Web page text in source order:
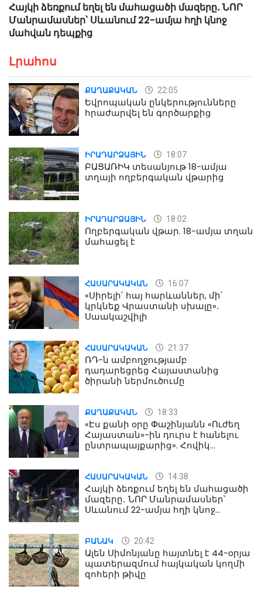
Հայկի ձեռքում եղել են մահացածի մազերը․ ՆՈՐ
Մանրամասներ՝ Սևանում 22-ամյա հղի կնոջ
մահվան դեպքից
Լրահոս
ՔԱՂԱՔԱԿԱՆ 22:05
Եվրոպական ընկերությունները
հրաժարվել են գործարքից
ԻՐԱԴԱՐՁԱՅԻՆ 18:07
ԲԱՑԱՌԻԿ տեսանյութ 18-ամյա
տղայի ողբերգական վթարից
ԻՐԱԴԱՐՁԱՅԻՆ 18:02
Ողբերգական վթար. 18-ամյա տղան
մահացել է
ՀԱՍԱՐԱԿԱԿԱՆ 16:07
«Սիրելի՛ հայ հարևաններ, մի՛
կրկնեք Վրաստանի սխալը»․
Սաակաշվիլի
ՀԱՍԱՐԱԿԱԿԱՆ 21:37
ՌԴ-ն ամբողջությամբ
դադարեցրեց Հայաստանից
ծիրանի ներմուծումը
ՔԱՂԱՔԱԿԱՆ 18:33
«Էս քանի օրը Փաշինյանն «Ուժեղ
Հայաստան»-ին դուրս է հանելու
ընտրապայքարից». Հովիկ
ՀԱՍԱՐԱԿԱԿԱՆ 14:38
Հայկի ձեռքում եղել են մահացածի
մազերը․ ՆՈՐ Մանրամասներ՝
Սևանում 22-ամյա հղի կնոջ
ԲԱՆԱԿ 20:42
Ալեն Սիմոնյանը հայտնել է 44-օրյա
պատերազմում հայկական կողմի
զոհերի թիվը